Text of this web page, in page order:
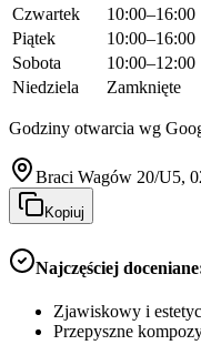
Czwartek
10:00–16:00
Piątek
10:00–16:00
Sobota
10:00–12:00
Niedziela
Zamknięte
Godziny otwarcia wg
Braci Wagów 20/U5,
Kopiuj
Najczęściej
Zjawiskowy i
Przepyszne